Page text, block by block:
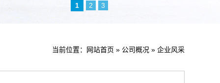
1 2 3
当前位置： 网站首页 » 公司概况 » 企业风采